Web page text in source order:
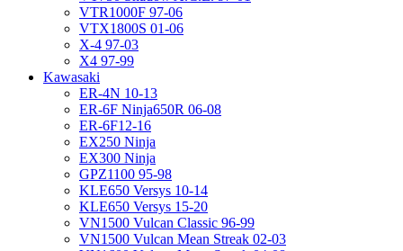
VTR1000F 97-06
VTX1800S 01-06
X-4 97-03
X4 97-99
Kawasaki
ER-4N 10-13
ER-6F Ninja650R 06-08
ER-6F12-16
EX250 Ninja
EX300 Ninja
GPZ1100 95-98
KLE650 Versys 10-14
KLE650 Versys 15-20
VN1500 Vulcan Classic 96-99
VN1500 Vulcan Mean Streak 02-03